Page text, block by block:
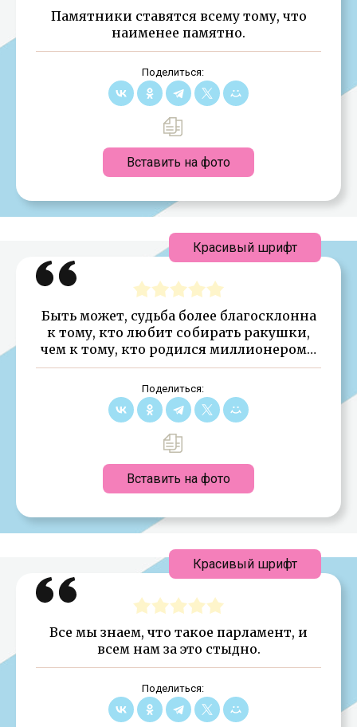
Памятники ставятся всему тому, что
наименее памятно.
Поделиться:
Вставить на фото
Быть может, судьба более благосклонна
к тому, кто любит собирать ракушки,
чем к тому, кто родился миллионером…
Поделиться:
Вставить на фото
Красивый шрифт
Все мы знаем, что такое парламент, и
всем нам за это стыдно.
Поделиться:
Красивый шрифт